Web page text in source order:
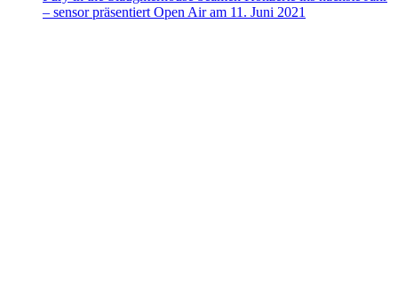
– sensor präsentiert Open Air am 11. Juni 2021